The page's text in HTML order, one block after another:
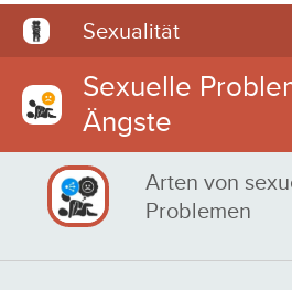
Sexualität
Sexuelle
Ängste
Arten von
Problemen